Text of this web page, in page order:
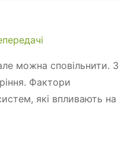
можна сповільнити. З
Фактори
які впливають на